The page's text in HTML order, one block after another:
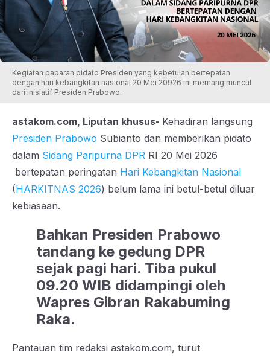
Kegiatan paparan pidato Presiden yang kebetulan bertepatan
dengan hari kebangkitan nasional 20 Mei 20926 ini memang muncul
dari inisiatif Presiden Prabowo.
astakom.com, Liputan khusus- Kehadiran langsung
Presiden Prabowo Subianto dan memberikan pidato
dalam Sidang Paripurna DPR RI 20 Mei 2026
bertepatan peringatan Hari Kebangkitan Nasional
(HARKITNAS 2026) belum lama ini betul-betul diluar
kebiasaan.
Bahkan Presiden Prabowo
tandang ke gedung DPR
sejak pagi hari. Tiba pukul
09.20 WIB didampingi oleh
Wapres Gibran Rakabuming
Raka.
Pantauan tim redaksi astakom.com, turut